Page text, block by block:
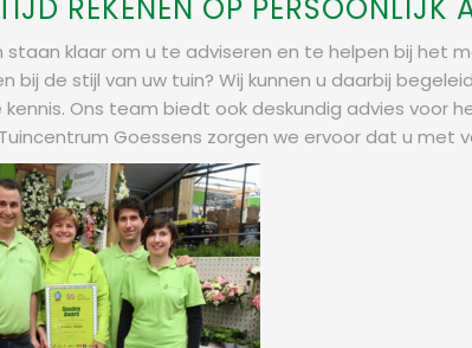
REKENEN OP PERSOONLIJK
staan klaar om u te adviseren en te helpen bij het
bij de stijl van uw tuin? Wij kunnen u daarbij
Ons team biedt ook deskundig advies voor
Goessens zorgen we ervoor dat u met